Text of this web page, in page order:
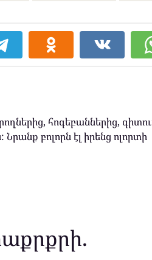
հոգեբաններից,
բոլորն էլ իրենց ոլորտի